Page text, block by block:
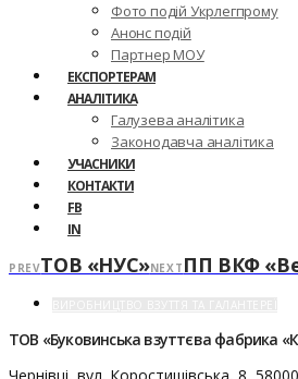
Фото подій Укрлегпрому
Анонс подій
Партнер МОУ
ЕКСПОРТЕРАМ
АНАЛІТИКА
Галузева аналітика
Законодавча аналітика
УЧАСНИКИ
КОНТАКТИ
FB
IN
PREVТОВ «НУС»NEXT ПП ВКФ
ТОВ «Буковинська взуттєва фабрика